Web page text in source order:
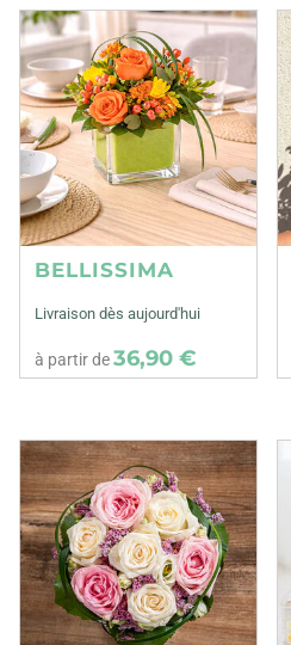
BELLISSIMA
Livraison dès aujourd'hui
à partir de36,90 €